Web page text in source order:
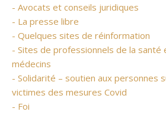
- Avocats et conseils juridiques
- La presse libre
- Quelques sites de réinformation
- Sites de professionnels de la santé
médecins
- Solidarité – soutien aux personnes
victimes des mesures Covid
- Foi